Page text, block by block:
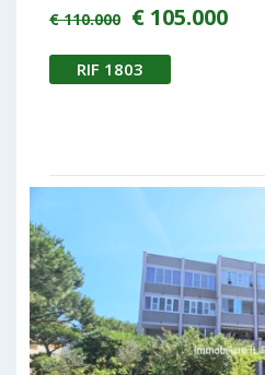
€ 110.000 € 105.000
RIF 1803